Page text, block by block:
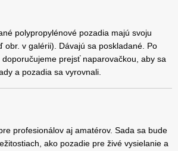
polypropylénové pozadia majú svoju
obr. v galérii). Dávajú sa poskladané. Po
prejsť naparovačkou, aby sa
a pozadia sa vyrovnali.
profesionálov aj amatérov. Sada sa bude
ako pozadie pre živé vysielanie a